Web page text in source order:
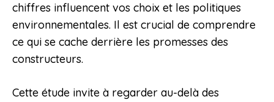
chiffres influencent vos choix et les politiques
environnementales. Il est crucial de comprendre
ce qui se cache derrière les promesses des
constructeurs.
Cette étude invite à regarder au-delà des